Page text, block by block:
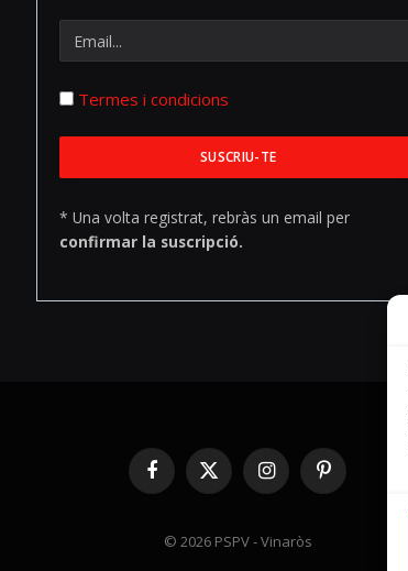
Termes i condicions
* Una volta registrat, rebràs un email per
confirmar la suscripció.
Facebook
X
(Twitter)
InstagramPinterest
© 2026 PSPV - Vinaròs